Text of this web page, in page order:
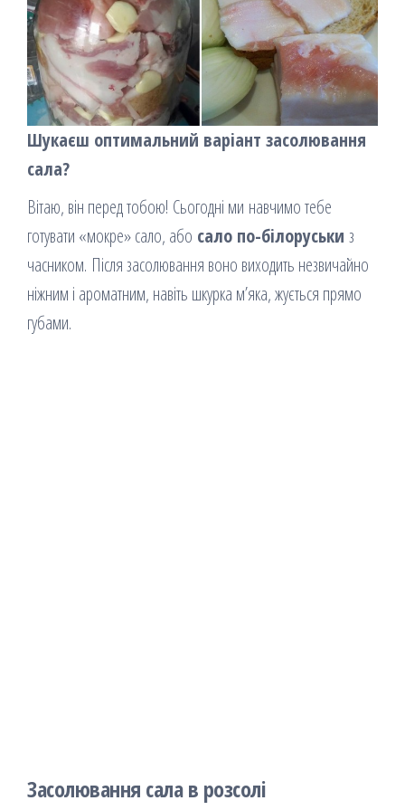
Шукаєш оптимальний варіант засолювання
сала?
Вітаю, він перед тобою! Сьогодні ми навчимо тебе
готувати «мокре» сало, або сало по-білоруськи з
часником. Після засолювання воно виходить незвичайно
ніжним і ароматним, навіть шкурка м’яка, жується прямо
губами.
Засолювання сала в розсолі